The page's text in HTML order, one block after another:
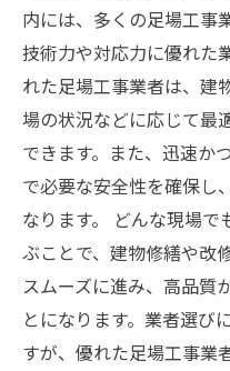
内には、多くの足場工事
技術力や対応力に優れた
れた足場工事業者は、建
場の状況などに応じて最
できます。また、迅速か
で必要な安全性を確保し
なります。 どんな現場
ぶことで、建物修繕や改
スムーズに進み、高品質
とになります。業者選び
すが、優れた足場工事業